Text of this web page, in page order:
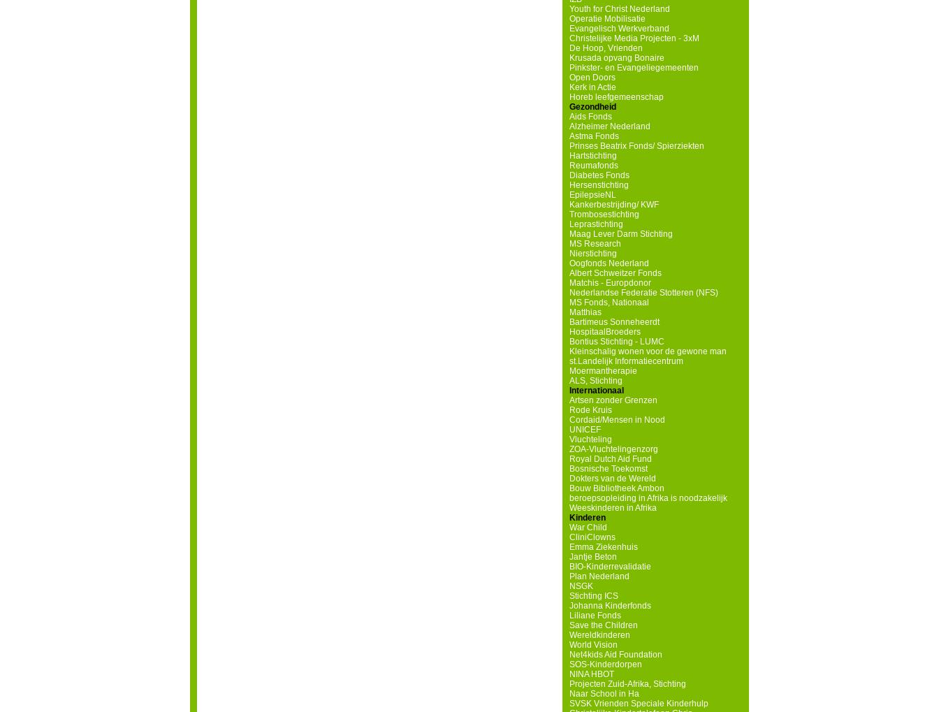
Youth for Christ Nederland
Operatie Mobilisatie
Evangelisch Werkverband
Christelijke Media Projecten - 3xM
De Hoop, Vrienden
Krusada opvang Bonaire
Pinkster- en Evangeliegemeenten
Open Doors
Kerk in Actie
Horeb leefgemeenschap
Gezondheid
Aids Fonds
Alzheimer Nederland
Astma Fonds
Prinses Beatrix Fonds/ Spierziekten
Hartstichting
Reumafonds
Diabetes Fonds
Hersenstichting
EpilepsieNL
Kankerbestrijding/ KWF
Trombosestichting
Leprastichting
Maag Lever Darm Stichting
MS Research
Nierstichting
Oogfonds Nederland
Albert Schweitzer Fonds
Matchis - Europdonor
Nederlandse Federatie Stotteren (NFS)
MS Fonds, Nationaal
Matthias
Bartimeus Sonneheerdt
HospitaalBroeders
Bontius Stichting - LUMC
Kleinschalig wonen voor de gewone man
st.Landelijk Informatiecentrum
Moermantherapie
ALS, Stichting
Internationaal
Artsen zonder Grenzen
Rode Kruis
Cordaid/Mensen in Nood
UNICEF
Vluchteling
ZOA-Vluchtelingenzorg
Royal Dutch Aid Fund
Bosnische Toekomst
Dokters van de Wereld
Bouw Bibliotheek Ambon
beroepsopleiding in Afrika is noodzakelijk
Weeskinderen in Afrika
Kinderen
War Child
CliniClowns
Emma Ziekenhuis
Jantje Beton
BIO-Kinderrevalidatie
Plan Nederland
NSGK
Stichting ICS
Johanna Kinderfonds
Liliane Fonds
Save the Children
Wereldkinderen
World Vision
Net4kids Aid Foundation
SOS-Kinderdorpen
NINA HBOT
Projecten Zuid-Afrika, Stichting
Naar School in Ha
SVSK Vrienden Speciale Kinderhulp